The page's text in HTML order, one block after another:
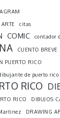
citas
COMIC contador
CUENTO BREVE
PUERTO RICO
de puerto rico
RICO
RICO
DIBUJOS
DRAWING